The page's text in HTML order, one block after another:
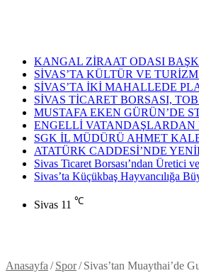
yap
...
KANGAL ZİRAAT ODASI
SİVAS’TA KÜLTÜR VE
SİVAS’TA İKİ MAHALLEDE
SİVAS TİCARET BORSASI,
MUSTAFA EKEN GÜRÜN’DE
ENGELLİ VATANDAŞLARDAN
SGK İL MÜDÜRÜ AHMET
ATATÜRK CADDESİ’NDE
Sivas Ticaret Borsası’ndan Üretici
Sivas’ta Küçükbaş Hayvancılığa
Sivas 11 ℃
Anasayfa / Spor/ Sivas’tan Muaythai’de